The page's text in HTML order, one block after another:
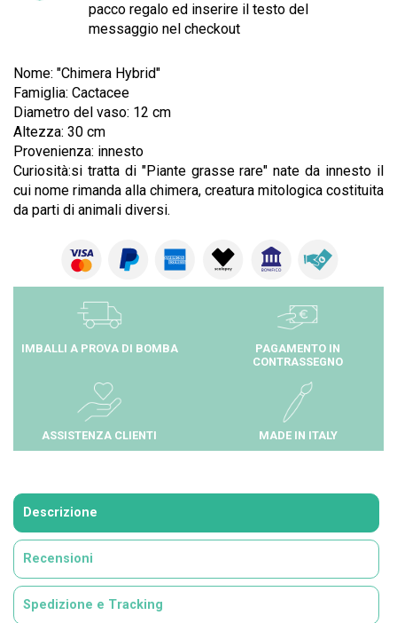
pacco regalo ed inserire il testo del
messaggio nel checkout
Nome: "Chimera Hybrid"
Famiglia: Cactacee
Diametro del vaso: 12 cm
Altezza: 30 cm
Provenienza: innesto
Curiosità:si tratta di "Piante grasse rare" nate da innesto il
cui nome rimanda alla chimera, creatura mitologica costituita
da parti di animali diversi.
IMBALLI A PROVA DI BOMBA
PAGAMENTO IN
CONTRASSEGNO
ASSISTENZA CLIENTI MADE IN ITALY
Descrizione
Recensioni
Spedizione e Tracking